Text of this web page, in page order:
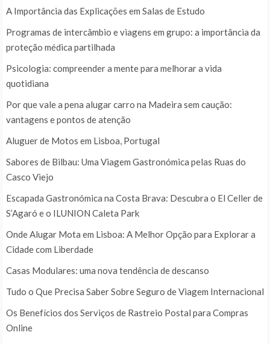
A Importância das Explicações em Salas de Estudo
Programas de intercâmbio e viagens em grupo: a importância da
proteção médica partilhada
Psicologia: compreender a mente para melhorar a vida
quotidiana
Por que vale a pena alugar carro na Madeira sem caução:
vantagens e pontos de atenção
Aluguer de Motos em Lisboa, Portugal
Sabores de Bilbau: Uma Viagem Gastronómica pelas Ruas do
Casco Viejo
Escapada Gastronómica na Costa Brava: Descubra o El Celler de
S’Agaró e o ILUNION Caleta Park
Onde Alugar Mota em Lisboa: A Melhor Opção para Explorar a
Cidade com Liberdade
Casas Modulares: uma nova tendência de descanso
Tudo o Que Precisa Saber Sobre Seguro de Viagem Internacional
Os Benefícios dos Serviços de Rastreio Postal para Compras
Online